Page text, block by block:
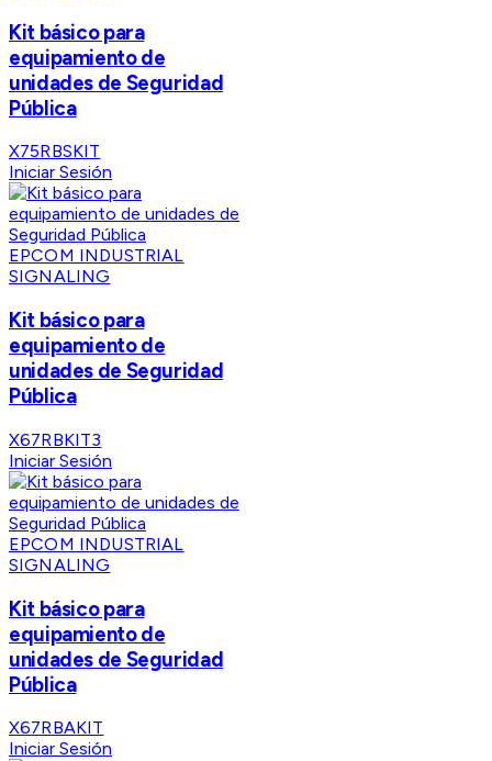
Kit básico para
equipamiento de
unidades de Seguridad
Pública
X75RBSKIT
Iniciar Sesión
EPCOM INDUSTRIAL
SIGNALING
Kit básico para
equipamiento de
unidades de Seguridad
Pública
X67RBKIT3
Iniciar Sesión
EPCOM INDUSTRIAL
SIGNALING
Kit básico para
equipamiento de
unidades de Seguridad
Pública
X67RBAKIT
Iniciar Sesión